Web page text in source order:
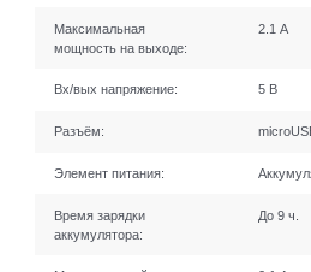
Максимальная
мощность на выходе:
2.1 А
Вх/вых напряжение: 5 В
Разъём:
Элемент питания:
Время зарядки
аккумулятора:
До 9 ч.